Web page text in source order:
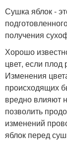
Сушка яблок -
получения
Хорошо
цвет, если плод
Изменения
происходящих
вредно влияют
позволить
изменений
яблок перед